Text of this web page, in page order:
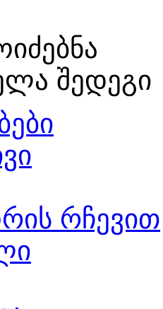
შედეგი
რჩევით